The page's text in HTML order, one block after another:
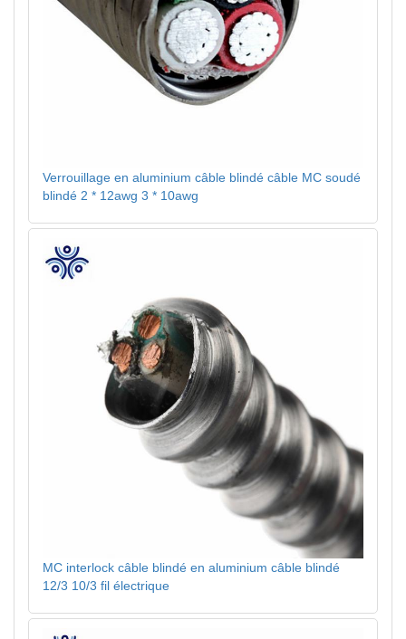
Verrouillage en aluminium câble blindé câble MC soudé
blindé 2 * 12awg 3 * 10awg
MC interlock câble blindé en aluminium câble blindé
12/3 10/3 fil électrique